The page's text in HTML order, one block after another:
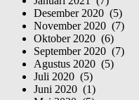
Desember 2020 (5)
November 2020 (7)
Oktober 2020 (6)
September 2020 (7)
Agustus 2020 (5)
Juli 2020 (5)
Juni 2020 (1)